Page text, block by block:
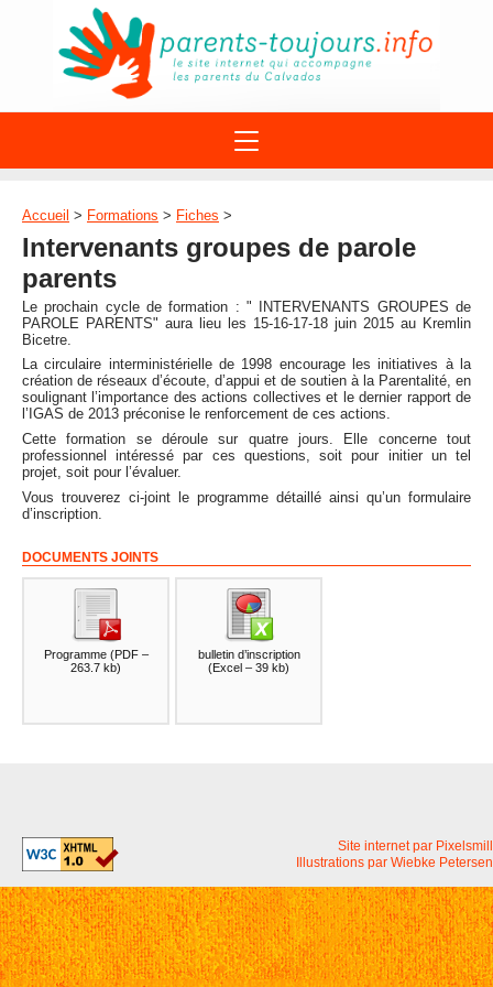
À PROPOS DU REAAP
ACTUALITÉ
AGENDA
DISPOSITIFS PARENTALITÉ
SITES INTERNET
NUMÉROS VERTS
LETTRES D’INFO
MENTIONS LÉGALES
CONTACT
STRUCTURES
FORMATIONS
Accueil > Formations > Fiches >
Intervenants groupes de parole
parents
Le prochain cycle de formation : " INTERVENANTS GROUPES de
PAROLE PARENTS" aura lieu les 15-16-17-18 juin 2015 au Kremlin
Bicetre.
La circulaire interministérielle de 1998 encourage les initiatives à la
création de réseaux d’écoute, d’appui et de soutien à la Parentalité, en
soulignant l’importance des actions collectives et le dernier rapport de
l’IGAS de 2013 préconise le renforcement de ces actions.
Cette formation se déroule sur quatre jours. Elle concerne tout
professionnel intéressé par ces questions, soit pour initier un tel
projet, soit pour l’évaluer.
Vous trouverez ci-joint le programme détaillé ainsi qu’un formulaire
d’inscription.
DOCUMENTS JOINTS
Programme(PDF –
263.7 kb)
bulletin d’inscription
(Excel – 39 kb)
Site internet par Pixelsmill
Illustrations par Wiebke Petersen